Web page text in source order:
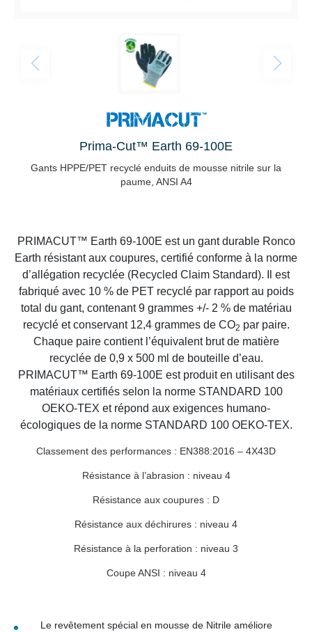
Prima-Cut™ Earth 69-100E
Gants HPPE/PET recyclé enduits de mousse nitrile sur la
paume, ANSI A4
PRIMACUT™ Earth 69-100E est un gant durable Ronco
Earth résistant aux coupures, certifié conforme à la norme
d’allégation recyclée (Recycled Claim Standard). Il est
fabriqué avec 10 % de PET recyclé par rapport au poids
total du gant, contenant 9 grammes +/- 2 % de matériau
recyclé et conservant 12,4 grammes de CO2 par paire.
Chaque paire contient l’équivalent brut de matière
recyclée de 0,9 x 500 ml de bouteille d’eau.
PRIMACUT™ Earth 69-100E est produit en utilisant des
matériaux certifiés selon la norme STANDARD 100
OEKO-TEX et répond aux exigences humano-
écologiques de la norme STANDARD 100 OEKO-TEX.
Classement des performances : EN388:2016 – 4X43D
Résistance à l’abrasion : niveau 4
Résistance aux coupures : D
Résistance aux déchirures : niveau 4
Résistance à la perforation : niveau 3
Coupe ANSI : niveau 4
Le revêtement spécial en mousse de Nitrile améliore